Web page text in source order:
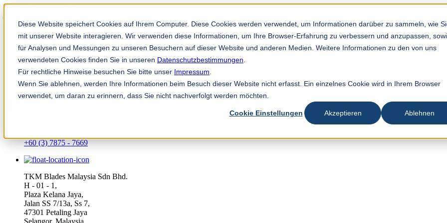
Diese Website speichert Cookies auf Ihrem Computer. Diese Cookies werden verwendet, um Informationen darüber zu sammeln, wie
mit unserer Website interagieren. Wir verwenden diese Informationen, um Ihre Browser-Erfahrung zu verbessern und anzupassen,
für Analysen und Messungen zu unseren Besuchern auf dieser Website und anderen Medien. Weitere Informationen zu den von uns
verwendeten Cookies finden Sie in unseren Datenschutzbestimmungen
Für rechtliche Hinweise besuchen Sie bitte unser Impressum
Wenn Sie ablehnen, werden Ihre Informationen beim Besuch dieser Website nicht erfasst. Ein einzelnes Cookie wird in Ihrem Browser
verwendet, um daran zu erinnern, dass Sie nicht nachverfolgt werden möchten.
Cookie Einstellungen Akzeptieren Ablehnen
Solution Finder
TKM App
ms
+60 (3) 7875 - 7669
TKM Blades Malaysia Sdn Bhd.
H - 01 - 1,
Plaza Kelana Jaya,
Jalan SS 7/13a, Ss 7,
47301 Petaling Jaya
Selangor, Malaysia